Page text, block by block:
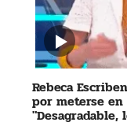
Rebeca
por meterse en
"Desagradable,